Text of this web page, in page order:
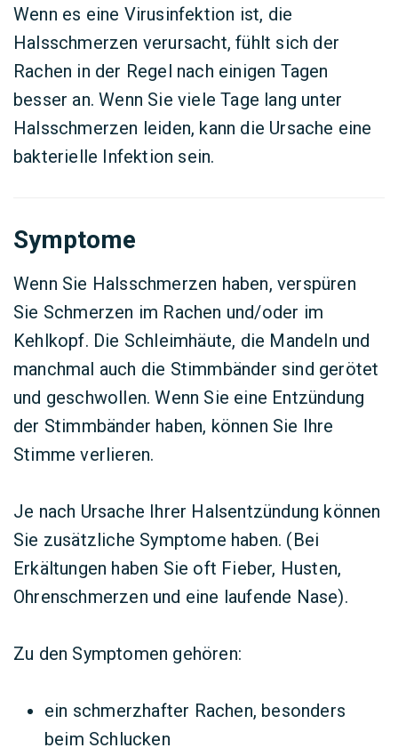
Wenn es eine Virusinfektion ist, die
Halsschmerzen verursacht, fühlt sich der
Rachen in der Regel nach einigen Tagen
besser an. Wenn Sie viele Tage lang unter
Halsschmerzen leiden, kann die Ursache eine
bakterielle Infektion sein.
Symptome
Wenn Sie Halsschmerzen haben, verspüren
Sie Schmerzen im Rachen und/oder im
Kehlkopf. Die Schleimhäute, die Mandeln und
manchmal auch die Stimmbänder sind gerötet
und geschwollen. Wenn Sie eine Entzündung
der Stimmbänder haben, können Sie Ihre
Stimme verlieren.
Je nach Ursache Ihrer Halsentzündung können
Sie zusätzliche Symptome haben. (Bei
Erkältungen haben Sie oft Fieber, Husten,
Ohrenschmerzen und eine laufende Nase).
Zu den Symptomen gehören:
ein schmerzhafter Rachen, besonders
beim Schlucken